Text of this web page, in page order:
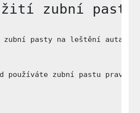
zubní pasty
pasty na leštění auta se
používáte zubní pastu